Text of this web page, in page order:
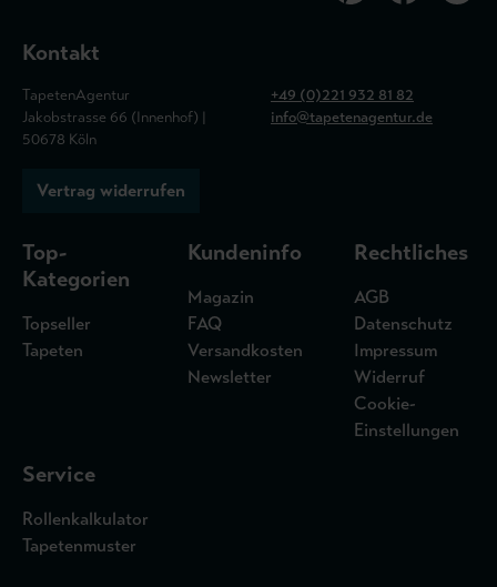
Kontakt
TapetenAgentur
Jakobstrasse 66 (Innenhof) |
50678 Köln
+49 (0)221 932 81 82
info@tapetenagentur.de
Vertrag widerrufen
Top-
Kategorien
Topseller
Tapeten
Kundeninfo
Magazin
FAQ
Versandkosten
Newsletter
Rechtliches
AGB
Datenschutz
Impressum
Widerruf
Cookie-
Einstellungen
Service
Rollenkalkulator
Tapetenmuster